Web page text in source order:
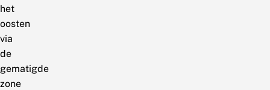
het
oosten
via
de
gematigde
zone